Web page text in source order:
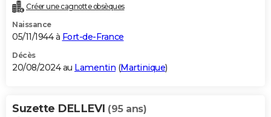
Créer une cagnotte obsèques
Naissance
05/11/1944 à Fort-de-France
Décès
20/08/2024 au Lamentin (Martinique)
Suzette DELLEVI (95 ans)